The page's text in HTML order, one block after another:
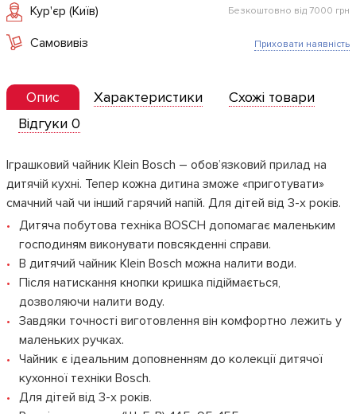
Кур'єр (Київ) Безкоштовно від 7000 грн
Самовивіз Приховати наявність
Опис Характеристики
Схожі товари
Відгуки 0
Іграшковий чайник Klein Bosch – обов’язковий прилад на
дитячій кухні. Тепер кожна дитина зможе «приготувати»
смачний чай чи інший гарячий напій. Для дітей від 3-х років.
Дитяча побутова техніка BOSCH допомагає маленьким
господиням виконувати повсякденні справи.
В дитячий чайник Klein Bosch можна налити води.
Після натискання кнопки кришка підіймається,
дозволяючи налити воду.
Завдяки точності виготовлення він комфортно лежить у
маленьких ручках.
Чайник є ідеальним доповненням до колекції дитячої
кухонної техніки Bosch.
Для дітей від 3-х років.